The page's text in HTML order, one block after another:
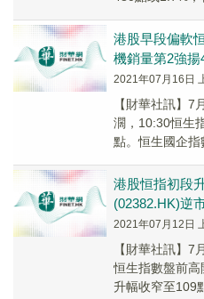
港股早段偏軟
機銷量第2強揚
2021年07月16日
【財華社訊】7
濶，10:30恒生
點。恒生國企指
港股恒指初段
(02382.HK)逆
2021年07月12日
【財華社訊】7
恒生指數盤前
升幅收窄至109